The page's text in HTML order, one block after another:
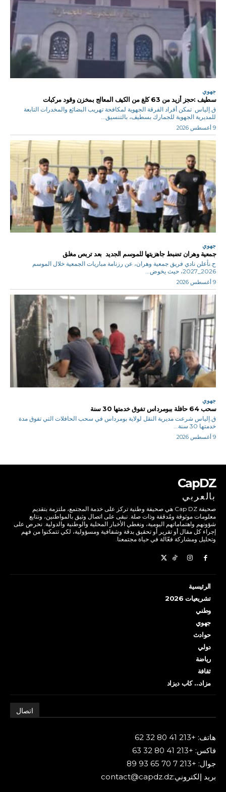
جهوي
سطيف :حجز أزيد من 63 كلغ من الكيف المعالج بمخزن وقود مركبات
ق.إلياس تمكن أفراد الفرقة الجهوية لمكافحة تهريب البضائع والمخدرات التابعة
للمديرية الجهوية للجمارك بسطيف، بالتنسيق...
9 أغسطس 2026
جهوي
جمعية وهران تضبط جاهزيتها للموسم الجديد بعد تربص مغلق
ح.نأعلن نادي فريق جمعية وهران، عن رزنامة مباريات الجمعية خلال الموسم
2026_2027، حيث يخوض...
9 أغسطس 2026
جهوي
سحب 64 حافلة ببومرداس تفوق خدمتها 30 سنة
ق.إلياس شرعت مديرية النقل لولاية بومرداس في سحب الحافلات التي تفوق مدة
خدمتها 30 سنة...
9 أغسطس 2026
CapDZ
بالعربي
صحيفة Cap DZ هي صحيفة وطنية تركز على خدمة المجتمع، ملتزمة بتقديم
معلومات موثوقة ومُدققة وذات صلة. نبقى على اتصال وثيق بالمواطنين، ونتابع
شؤونهم واهتماماتهم اليومية، ونغطي الأخبار المحلية والوطنية والدولية. نحرص على
إجراء كل مقال أو تقرير أو تحقيق بدقة وشفافية ومسؤولية، لكي تتمكنوا من فهم
وتحليل ومشاركة فعّالة في حياة مجتمعنا.
الرئيسية
تشريعيات 2026
وطني
جهوي
حوادث
دولي
رياضة
ثقافة
مزاد… كاب ديزاد
اتصال
هاتف: +213 41 80 32 62
فاكس: +213 41 80 32 63
جوال: +213 7 70 65 93 89
بريد إلكتروني:contact@capdz.dz